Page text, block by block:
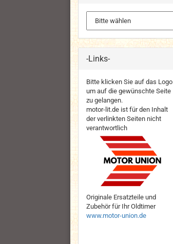
-Links-
Bitte klicken Sie auf das Logo
um auf die gewünschte Seite
zu gelangen.
motor-lit.de ist für den Inhalt
der verlinkten Seiten nicht
verantwortlich
Originale Ersatzteile und
Zubehör für Ihr Oldtimer
www.motor-union.de